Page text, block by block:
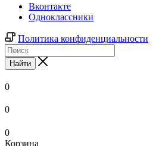
Вконтакте
Одноклассники
Политика конфиденциальности
Найти
0
0
0
Корзина